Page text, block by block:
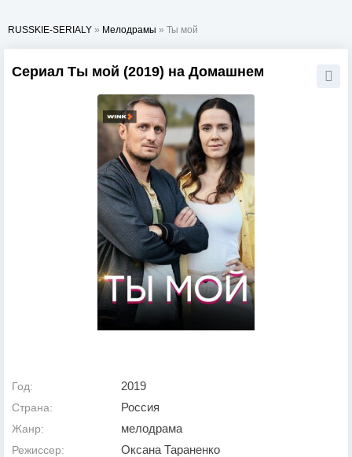
RUSSKIE-SERIALY » Мелодрамы » Ты мой
Сериал Ты мой (2019) на Домашнем
Год: 2019
Страна: Россия
Жанр: мелодрама
Режиссер: Оксана Тараненко